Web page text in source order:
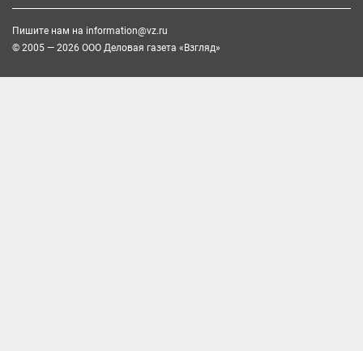
Пишите нам на information@vz.ru
© 2005 — 2026 ООО Деловая газета «Взгляд»